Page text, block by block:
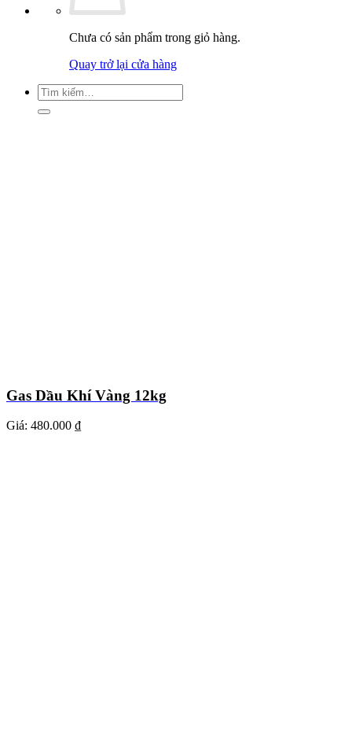
Chưa có sản phẩm trong giỏ hàng.
Quay trở lại cửa hàng
Tìm
kiếm:
Gas Dầu Khí Vàng 12kg
Giá: 480.000 ₫